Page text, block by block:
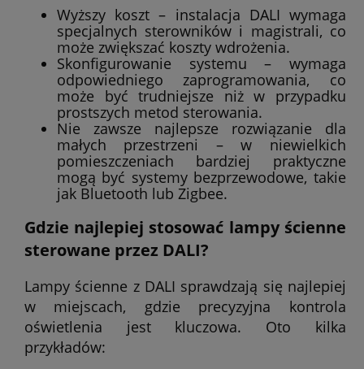
Wyższy koszt – instalacja DALI wymaga
specjalnych sterowników i magistrali, co
może zwiększać koszty wdrożenia.
Skonfigurowanie systemu – wymaga
odpowiedniego zaprogramowania, co
może być trudniejsze niż w przypadku
prostszych metod sterowania.
Nie zawsze najlepsze rozwiązanie dla
małych przestrzeni – w niewielkich
pomieszczeniach bardziej praktyczne
mogą być systemy bezprzewodowe, takie
jak Bluetooth lub Zigbee.
Gdzie najlepiej stosować lampy ścienne
sterowane przez DALI?
Lampy ścienne z DALI sprawdzają się najlepiej
w miejscach, gdzie precyzyjna kontrola
oświetlenia jest kluczowa. Oto kilka
przykładów: